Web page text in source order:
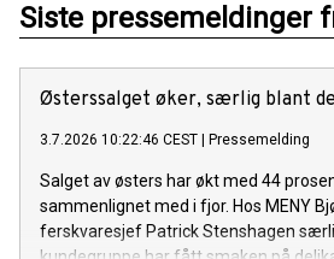
Siste pressemeldinger
Østerssalget øker, særlig blant
3.7.2026 10:22:46 CEST Pressemelding
Salget av østers har økt med 44
sammenlignet med i fjor. Hos MENY
ferskvaresjef Patrick Stenshagen